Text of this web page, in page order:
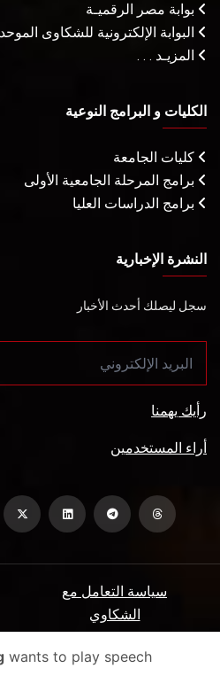
بوابة مصر الرقميـة
البوابة الإلكترونية للشكاوى
المزيـد . . .
الكليات و البرامج النوعية
كليات الجامعة
برامج المرحلة الجامعية الأولى
برامج الدراسات العليا
النشرة الإخبارية
سجل ليصلك أحدث الأخبار
رأيك يهمنا
أراء المستخدمين
سياسة التعامل مع
الشكاوي
ميثاق المتعاملين
wants to play speech